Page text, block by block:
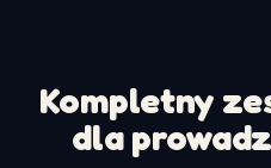
Kompletny
dla